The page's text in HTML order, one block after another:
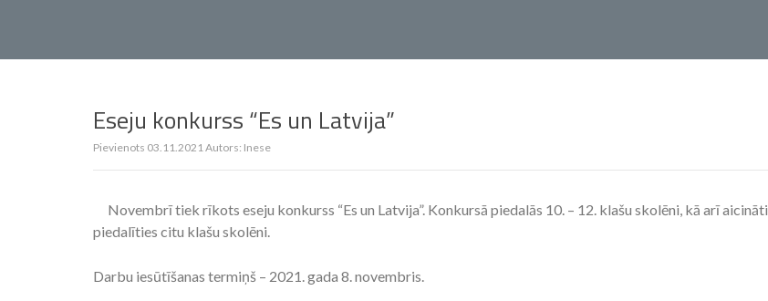
Eseju konkurss “Es un Latvija”
Pievienots 03.11.2021Autors: Inese
Novembrī tiek rīkots eseju konkurss “Es un Latvija”. Konkursā piedalās 10. – 12. klašu skolēni, kā arī aicināti
piedalīties citu klašu skolēni.
Darbu iesūtīšanas termiņš – 2021. gada 8. novembris.